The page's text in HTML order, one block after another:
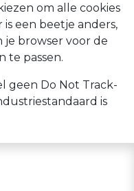
om alle cookies
een beetje anders,
browser voor de
te passen.
geen Do Not Track-
is